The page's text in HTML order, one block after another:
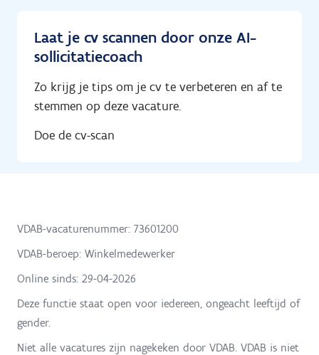
Laat je cv scannen door onze AI-
sollicitatiecoach
Zo krijg je tips om je cv te verbeteren en af te
stemmen op deze vacature.
Doe de cv-scan
VDAB-vacaturenummer: 73601200
VDAB-beroep: Winkelmedewerker
Online sinds: 29-04-2026
Deze functie staat open voor iedereen, ongeacht leeftijd of
gender.
Niet alle vacatures zijn nagekeken door VDAB. VDAB is niet